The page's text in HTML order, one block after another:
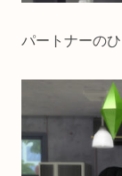
パートナーの